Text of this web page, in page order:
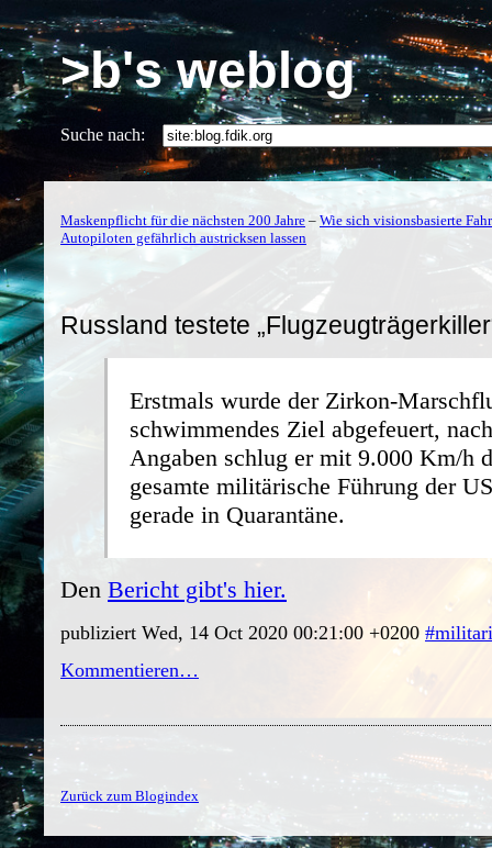
>b's weblog
Suche nach:
Maskenpflicht für die nächsten 200 Jahre – Wie sich visionsbasierte
Autopiloten gefährlich austricksen lassen
Russland testete
Erstmals wurde der Zirkon-
schwimmendes Ziel abgefeuert,
Angaben schlug er mit 9.000 Km/h
gesamte militärische Führung der
gerade in Quarantäne.
Den Bericht gibt's hier.
publiziert Wed, 14 Oct 2020 00:21:00 +0200
Kommentieren…
Zurück zum Blogindex